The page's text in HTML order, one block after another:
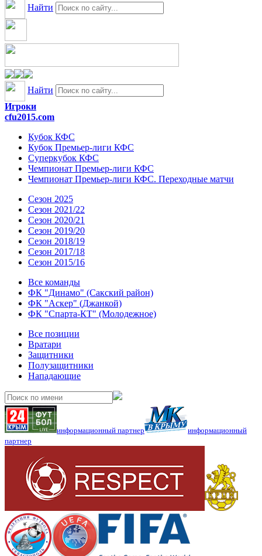
Найти
Найти
Игроки
cfu2015.com
Кубок КФС
Кубок Премьер-лиги КФС
Суперкубок КФС
Чемпионат Премьер-лиги КФС
Чемпионат Премьер-лиги КФС. Переходные матчи
Сезон 2025
Сезон 2021/22
Сезон 2020/21
Сезон 2019/20
Сезон 2018/19
Сезон 2017/18
Сезон 2015/16
Все команды
ФК "Динамо" (Сакский район)
ФК "Аскер" (Джанкой)
ФК "Спарта-КТ" (Молодежное)
Все позиции
Вратари
Защитники
Полузащитники
Нападающие
информационный партнер
информационный
партнер